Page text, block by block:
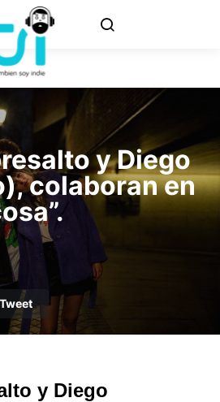
y Diego
colaboran en
Tweet
y Diego